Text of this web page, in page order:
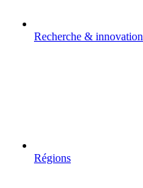
Recherche & innovation
Régions